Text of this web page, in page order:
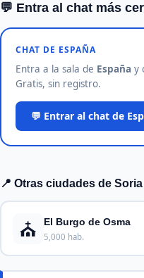
💬 Entra al chat más
CHAT DE ESPAÑA
Entra a la sala de España y
Gratis, sin registro.
💬 Entrar al chat de
📍 Otras ciudades de Soria
⛪ El Burgo de Osma
5,000 hab.